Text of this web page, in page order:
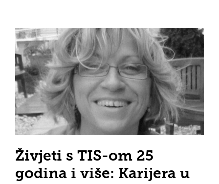
Živjeti s TIS-om 25
godina i više: Karijera u